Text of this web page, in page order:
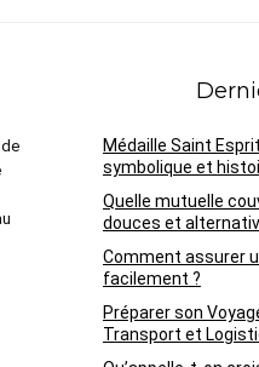
Médaille Saint
symbolique et
Quelle mutuelle
douces et
Comment assurer
facilement ?
Préparer son
Transport et